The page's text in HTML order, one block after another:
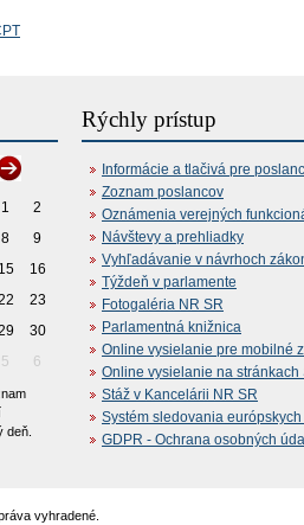
1
2
8
9
15
16
23
30
5 6
deň.
Rýchly prístup
Informácie a tlačivá pre
Zoznam poslancov
Oznámenia verejných
Návštevy a prehliadky
Vyhľadávanie v návrhoch
Týždeň v parlamente
Fotogaléria NR SR
Parlamentná knižnica
Online vysielanie pre mobilné
Online vysielanie na stránkach
Stáž v Kancelárii NR SR
Systém sledovania
GDPR - Ochrana osobných
vyhradené.